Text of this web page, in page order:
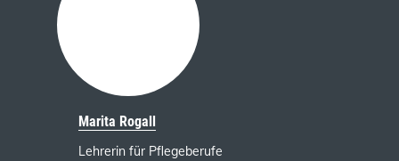
Marita Rogall
Lehrerin für Pflegeberufe